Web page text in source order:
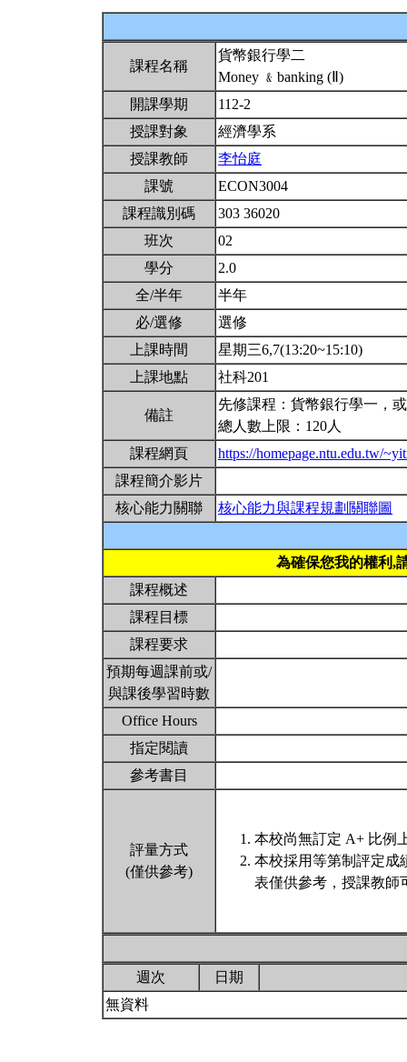
課程名稱
貨幣銀行學二
Money ﹠banking (Ⅱ)
開課學期
112-2
授課對象
經濟學系
授課教師
李怡庭
課號
ECON3004
課程識別碼
303 36020
班次
02
學分
2.0
全/半年
半年
必/選修
選修
上課時間
星期三6,7(13:20~15:10)
上課地點
社科201
備註
先修課程：貨幣銀行學一，
總人數上限：120人
課程網頁
https://homepage.ntu.edu.tw/
課程簡介影片
核心能力關聯
核心能力與課程規劃關聯圖
為確保您我的權利,
課程概述
課程目標
課程要求
預期每週課前或/
與課後學習時數
Office Hours
指定閱讀
參考書目
評量方式
(僅供參考)
本校尚無訂定 A+ 比例
本校採用等第制評定成
表僅供參考，授課教師
週次
日期
無資料